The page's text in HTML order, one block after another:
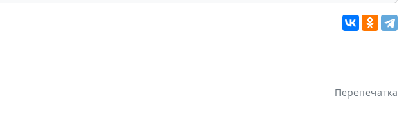
Перепечатка